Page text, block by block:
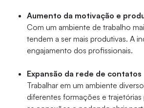
Aumento da motivação e
Com um ambiente de trabalho
tendem a ser mais produtivas. A
engajamento dos profissionais.
Expansão da rede de contatos
Trabalhar em um ambiente
diferentes formações e